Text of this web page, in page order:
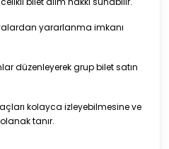
yararlanma imkanı
düzenleyerek grup bilet satın
kolayca izleyebilmesine ve
tanır.